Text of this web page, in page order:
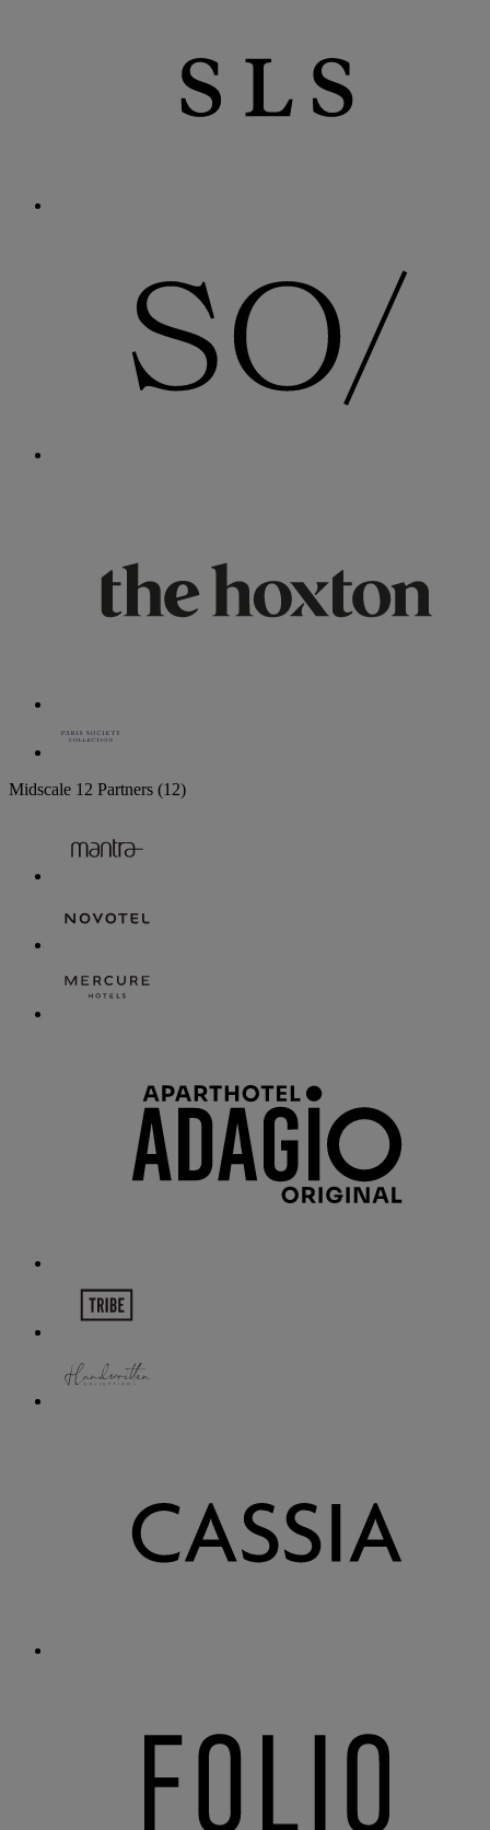
Midscale 12 Partners (12)